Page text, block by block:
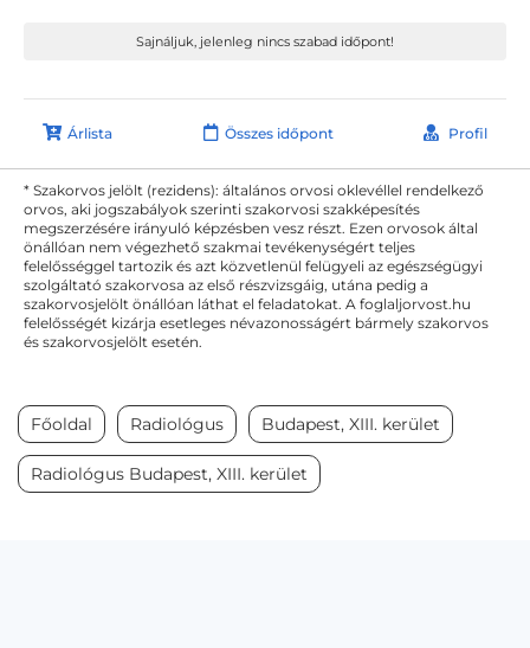
Sajnáljuk, jelenleg nincs szabad időpont!
Árlista Összes időpont Profil
* Szakorvos jelölt (rezidens): általános orvosi oklevéllel rendelkező
orvos, aki jogszabályok szerinti szakorvosi szakképesítés
megszerzésére irányuló képzésben vesz részt. Ezen orvosok által
önállóan nem végezhető szakmai tevékenységért teljes
felelősséggel tartozik és azt közvetlenül felügyeli az egészségügyi
szolgáltató szakorvosa az első részvizsgáig, utána pedig a
szakorvosjelölt önállóan láthat el feladatokat. A foglaljorvost.hu
felelősségét kizárja esetleges névazonosságért bármely szakorvos
és szakorvosjelölt esetén.
Főoldal Radiológus Budapest, XIII. kerület
Radiológus Budapest, XIII. kerület